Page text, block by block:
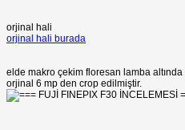
orjinal hali
orjinal hali burada
elde makro çekim floresan lamba altında ..
orjinal 6 mp den crop edilmiştir.